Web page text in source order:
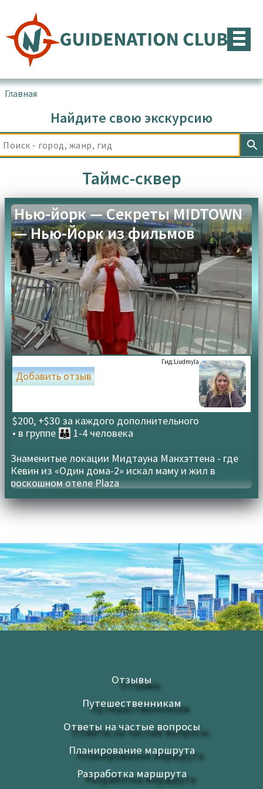
содержимому
Главная
Найдите свою экскурсию
Таймс-сквер
Нью-йорк — Секреты MIDTOWN
— Нью-Йорк из фильмов
Гид:Liudmyla
$200, +$30 за каждого дополнительного
• в группе 👪 1-4 человека
Добавить отзыв
Знаменитые локации Мидтауна Манхэттена - где
Кевин из «Один дома-2» искал маму и жил в
роскошном отеле Plaza
Отзывы
Путешественникам
Ответы на частые вопросы
Планирование маршрута
Разработка маршрута